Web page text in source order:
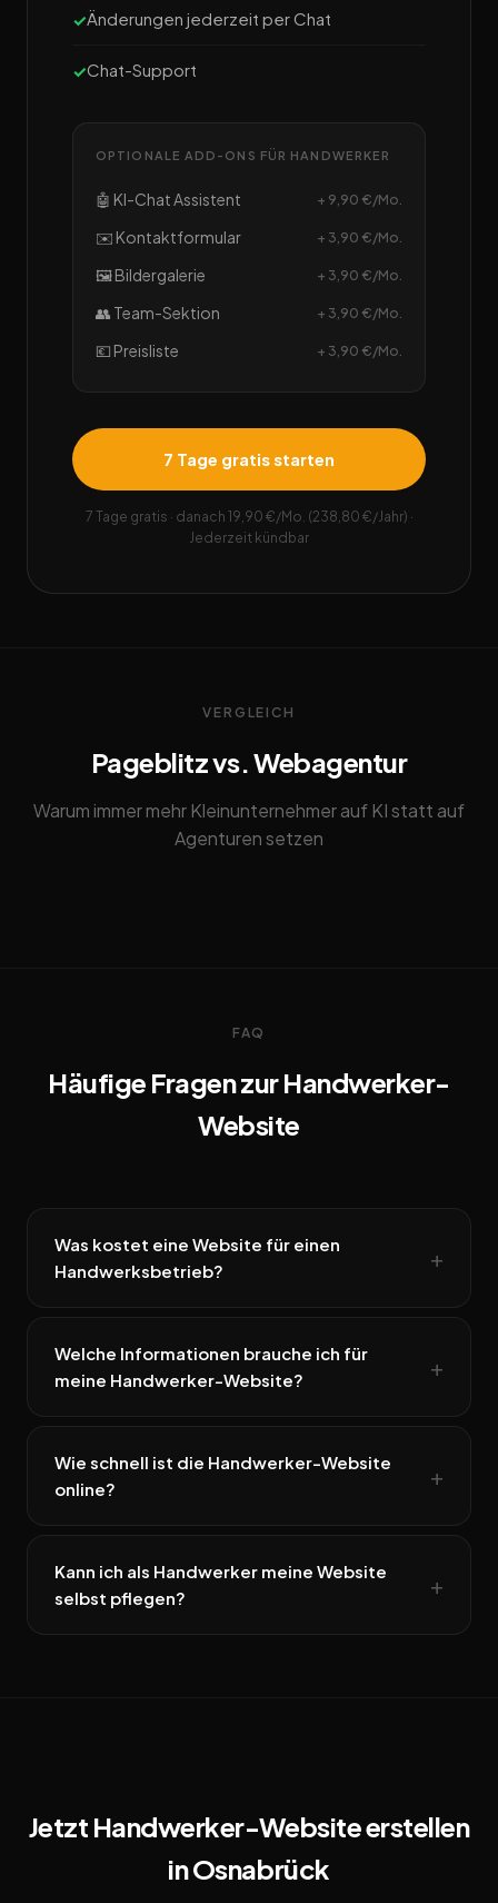
Änderungen jederzeit per Chat
Chat-Support
OPTIONALE ADD-ONS FÜR HANDWERKER
🤖 KI-Chat Assistent + 9,90 €/Mo.
✉️ Kontaktformular + 3,90 €/Mo.
🖼️ Bildergalerie + 3,90 €/Mo.
👥 Team-Sektion + 3,90 €/Mo.
💶 Preisliste + 3,90 €/Mo.
7 Tage gratis starten
7 Tage gratis · danach 19,90 €/Mo. (238,80 €/Jahr) ·
Jederzeit kündbar
VERGLEICH
Pageblitz vs. Webagentur
Warum immer mehr Kleinunternehmer auf KI statt auf
Agenturen setzen
FAQ
Häufige Fragen zur Handwerker-
Website
Was kostet eine Website für einen
Handwerksbetrieb?
Welche Informationen brauche ich für
meine Handwerker-Website?
Wie schnell ist die Handwerker-Website
online?
Kann ich als Handwerker meine Website
selbst pflegen?
Jetzt Handwerker-Website erstellen
in Osnabrück